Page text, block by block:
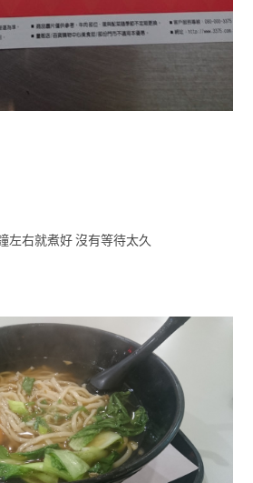
左右就煮好 沒有等待太久